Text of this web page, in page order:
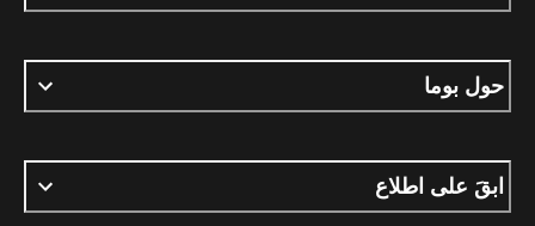
حول بوما
ابقَ على اطلاع